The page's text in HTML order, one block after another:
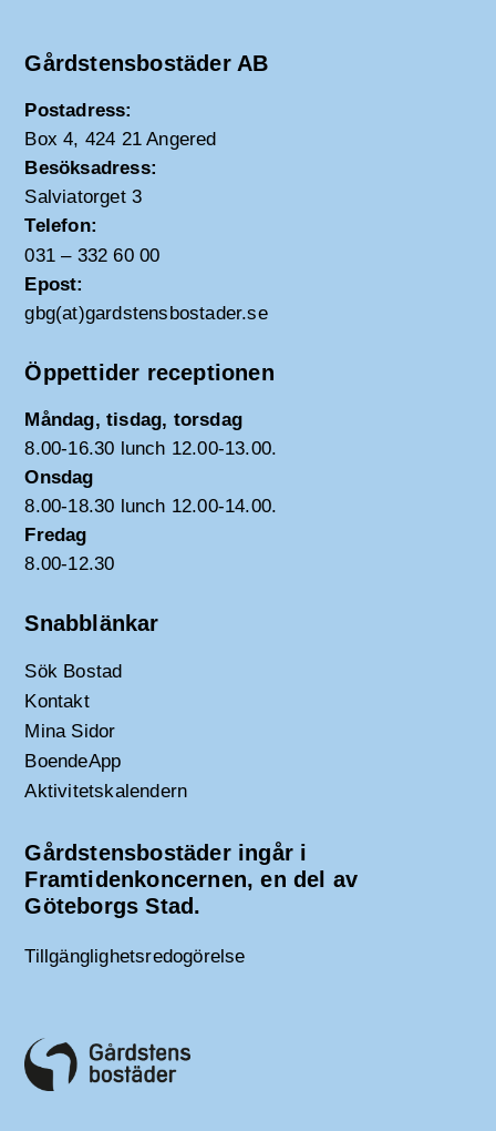
Gårdstensbostäder AB
Postadress:
Box 4, 424 21 Angered
Besöksadress:
Salviatorget 3
Telefon:
031 – 332 60 00
Epost:
gbg(at)gardstensbostader.se
Öppettider receptionen
Måndag, tisdag, torsdag
8.00-16.30 lunch 12.00-13.00.
Onsdag
8.00-18.30 lunch 12.00-14.00.
Fredag
8.00-12.30
Snabblänkar
Sök Bostad
Kontakt
Mina Sidor
BoendeApp
Aktivitetskalendern
Gårdstensbostäder ingår i
Framtidenkoncernen, en del av
Göteborgs Stad.
Tillgänglighetsredogörelse